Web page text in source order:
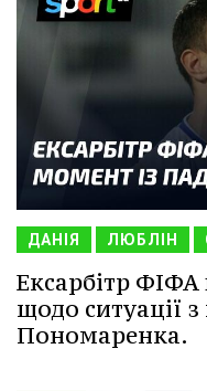
ДАНІЯ ЛЮБЛІН
Ексарбітр
щодо ситуації
Пономаренка.